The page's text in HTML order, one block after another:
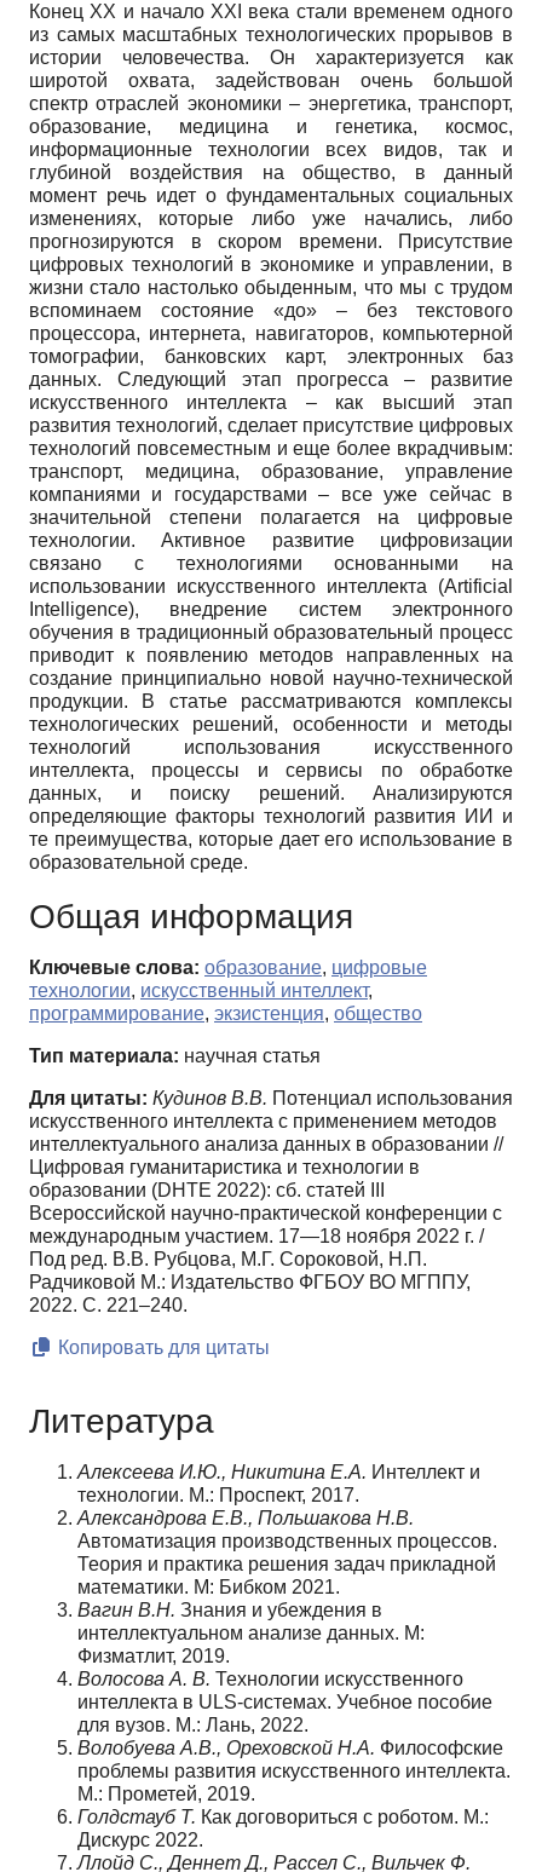
Конец XX и начало XXI века стали временем одного
из самых масштабных технологических прорывов в
истории человечества. Он характеризуется как
широтой охвата, задействован очень большой
спектр отраслей экономики – энергетика, транспорт,
образование, медицина и генетика, космос,
информационные технологии всех видов, так и
глубиной воздействия на общество, в данный
момент речь идет о фундаментальных социальных
изменениях, которые либо уже начались, либо
прогнозируются в скором времени. Присутствие
цифровых технологий в экономике и управлении, в
жизни стало настолько обыденным, что мы с трудом
вспоминаем состояние «до» – без текстового
процессора, интернета, навигаторов, компьютерной
томографии, банковских карт, электронных баз
данных. Следующий этап прогресса – развитие
искусственного интеллекта – как высший этап
развития технологий, сделает присутствие цифровых
технологий повсеместным и еще более вкрадчивым:
транспорт, медицина, образование, управление
компаниями и государствами – все уже сейчас в
значительной степени полагается на цифровые
технологии. Активное развитие цифровизации
связано с технологиями основанными на
использовании искусственного интеллекта (Artificial
Intelligence), внедрение систем электронного
обучения в традиционный образовательный процесс
приводит к появлению методов направленных на
создание принципиально новой научно-технической
продукции. В статье рассматриваются комплексы
технологических решений, особенности и методы
технологий использования искусственного
интеллекта, процессы и сервисы по обработке
данных, и поиску решений. Анализируются
определяющие факторы технологий развития ИИ и
те преимущества, которые дает его использование в
образовательной среде.
Общая информация
Ключевые слова: образование, цифровые
технологии, искусственный интеллект,
программирование, экзистенция, общество
Тип материала: научная статья
Для цитаты: Кудинов В.В. Потенциал использования
искусственного интеллекта с применением методов
интеллектуального анализа данных в образовании //
Цифровая гуманитаристика и технологии в
образовании (DHTE 2022): сб. статей III
Всероссийской научно-практической конференции с
международным участием. 17—18 ноября 2022 г. /
Под ред. В.В. Рубцова, М.Г. Сороковой, Н.П.
Радчиковой М.: Издательство ФГБОУ ВО МГППУ,
2022. С. 221–240.
Копировать для цитаты
Литература
Алексеева И.Ю., Никитина Е.А. Интеллект и
технологии. М.: Проспект, 2017.
Александрова Е.В., Польшакова Н.В.
Автоматизация производственных процессов.
Теория и практика решения задач прикладной
математики. М: Бибком 2021.
Вагин В.Н. Знания и убеждения в
интеллектуальном анализе данных. М:
Физматлит, 2019.
Волосова А. В. Технологии искусственного
интеллекта в ULS-системах. Учебное пособие
для вузов. М.: Лань, 2022.
Волобуева А.В., Ореховской Н.А. Философские
проблемы развития искусственного интеллекта.
М.: Прометей, 2019.
Голдстауб Т. Как договориться с роботом. М.:
Дискурс 2022.
Ллойд С., Деннет Д., Рассел С., Вильчек Ф.